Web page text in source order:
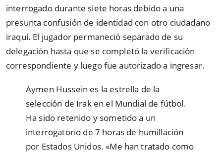
interrogado durante siete horas debido a una
presunta confusión de identidad con otro ciudadano
iraquí. El jugador permaneció separado de su
delegación hasta que se completó la verificación
correspondiente y luego fue autorizado a ingresar.
Aymen Hussein es la estrella de la
selección de Irak en el Mundial de fútbol.
Ha sido retenido y sometido a un
interrogatorio de 7 horas de humillación
por Estados Unidos. «Me han tratado como